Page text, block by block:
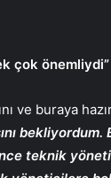
çok önemliydi”
ve buraya
bekliyordum.
teknik